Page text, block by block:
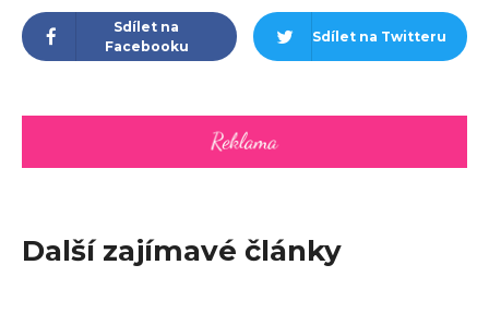
Sdílet na
Facebooku
Sdílet na Twitteru
Další zajímavé články